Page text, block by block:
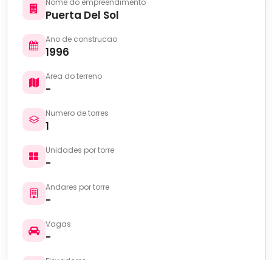
Nome do empreendimento
Puerta Del Sol
Ano de construcao
1996
Area do terreno
-
Numero de torres
1
Unidades por torre
-
Andares por torre
-
Vagas
-